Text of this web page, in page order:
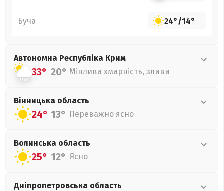
Буча 24°/14°
Автономна Республіка Крим
33° 20° Мінлива хмарність, зливи
Вінницька область
24° 13° Переважно ясно
Волинська область
25° 12° Ясно
Дніпропетровська область